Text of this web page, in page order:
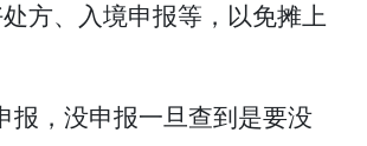
方、入境申报等，以免摊上
报，没申报一旦查到是要没